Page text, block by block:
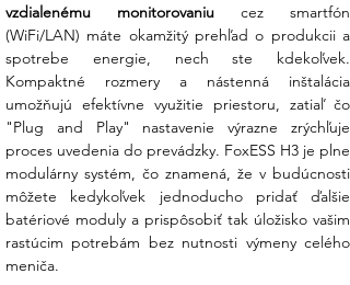
Čo získate nákupom v Ensun?
Z vášho prieskumu vieme, že sa hneváte na
klamstvá, prieťahy a neochotu predajcov
riešiť technické detaily. My v Ensun
budujeme dôveru na činoch:
Osobná podpora nášho tímu: Žiadni
anonymní roboti. Náš tím je pripravený
zdvihnúť telefón a poradiť vám s
konfiguráciou meniča alebo výberom
kompatibilných batérií, aby ste sa vyhli
vzdialenému monitorovaniu cez smartfón
(WiFi/LAN) máte okamžitý prehľad o produkcii a
spotrebe energie, nech ste kdekoľvek.
Kompaktné rozmery a nástenná inštalácia
umožňujú efektívne využitie priestoru, zatiaľ čo
"Plug and Play" nastavenie výrazne zrýchľuje
proces uvedenia do prevádzky. FoxESS H3 je plne
modulárny systém, čo znamená, že v budúcnosti
môžete kedykoľvek jednoducho pridať ďalšie
batériové moduly a prispôsobiť tak úložisko vašim
rastúcim potrebám bez nutnosti výmeny celého
meniča.